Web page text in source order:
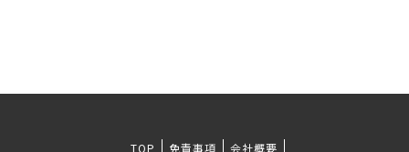
TOP 免責事項 会社概要